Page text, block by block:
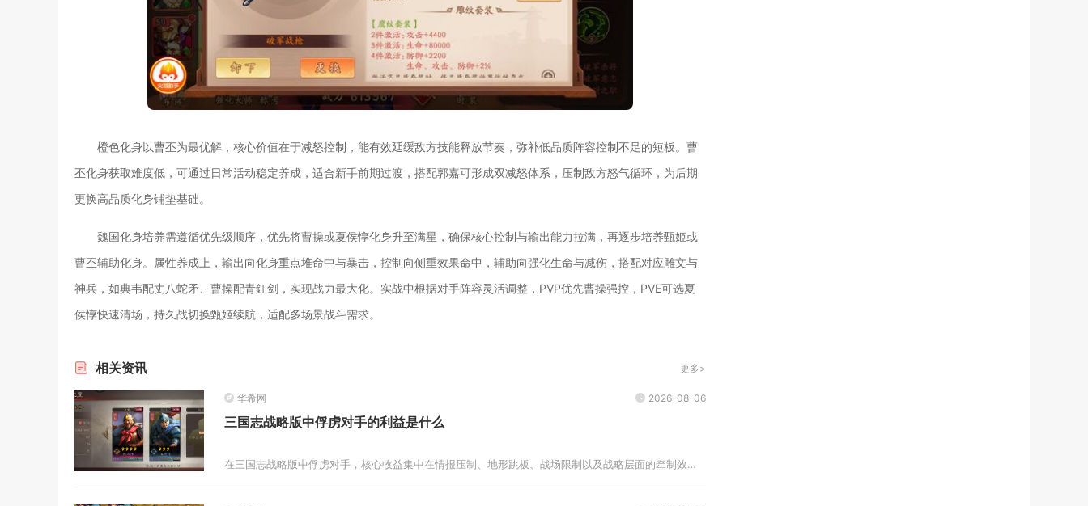
橙色化身以曹丕为最优解，核心价值在于减怒控制，能有效延缓敌方技能释放节奏，弥补低品质阵容控制不足的短板。曹
丕化身获取难度低，可通过日常活动稳定养成，适合新手前期过渡，搭配郭嘉可形成双减怒体系，压制敌方怒气循环，为后期
更换高品质化身铺垫基础。
魏国化身培养需遵循优先级顺序，优先将曹操或夏侯惇化身升至满星，确保核心控制与输出能力拉满，再逐步培养甄姬或
曹丕辅助化身。属性养成上，输出向化身重点堆命中与暴击，控制向侧重效果命中，辅助向强化生命与减伤，搭配对应雕文与
神兵，如典韦配丈八蛇矛、曹操配青釭剑，实现战力最大化。实战中根据对手阵容灵活调整，PVP优先曹操强控，PVE可选夏
侯惇快速清场，持久战切换甄姬续航，适配多场景战斗需求。
相关资讯 更多>
华希网 2026-08-06
三国志战略版中俘虏对手的利益是什么
在三国志战略版中俘虏对手，核心收益集中在情报压制、地形跳板、战场限制以及战略层面的牵制效果，并不会直接掠夺对方仓库内的存...